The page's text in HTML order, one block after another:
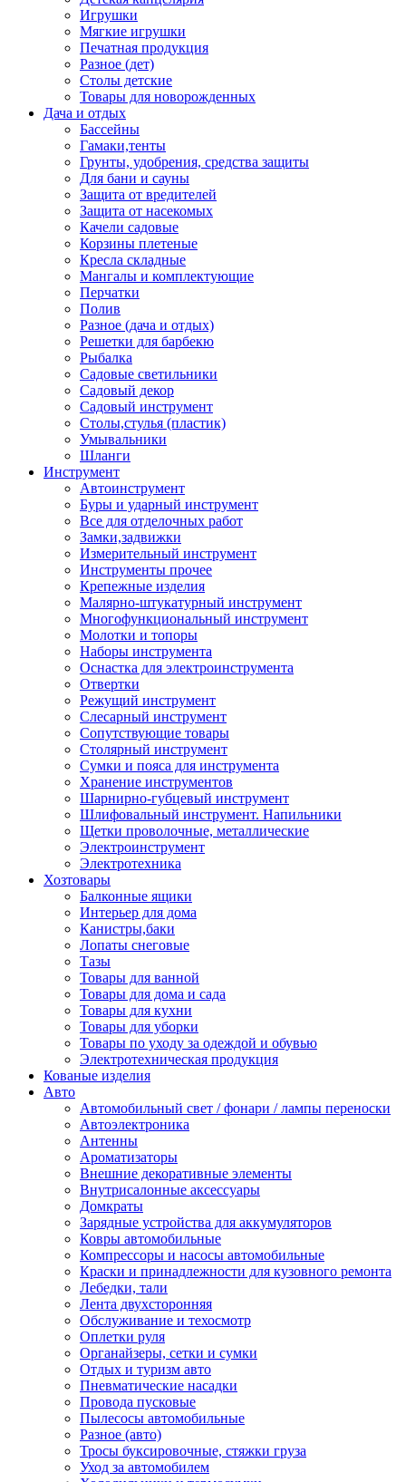
Игрушки
Мягкие игрушки
Печатная продукция
Разное (дет)
Столы детские
Товары для новорожденных
Дача и отдых
Бассейны
Гамаки,тенты
Грунты, удобрения, средства защиты
Для бани и сауны
Защита от вредителей
Защита от насекомых
Качели садовые
Корзины плетеные
Кресла складные
Мангалы и комплектующие
Перчатки
Полив
Разное (дача и отдых)
Решетки для барбекю
Рыбалка
Садовые светильники
Садовый декор
Садовый инструмент
Столы,стулья (пластик)
Умывальники
Шланги
Инструмент
Автоинструмент
Буры и ударный инструмент
Все для отделочных работ
Замки,задвижки
Измерительный инструмент
Инструменты прочее
Крепежные изделия
Малярно-штукатурный инструмент
Многофункциональный инструмент
Молотки и топоры
Наборы инструмента
Оснастка для электроинструмента
Отвертки
Режущий инструмент
Слесарный инструмент
Сопутствующие товары
Столярный инструмент
Сумки и пояса для инструмента
Хранение инструментов
Шарнирно-губцевый инструмент
Шлифовальный инструмент. Напильники
Щетки проволочные, металлические
Электроинструмент
Электротехника
Хозтовары
Балконные ящики
Интерьер для дома
Канистры,баки
Лопаты снеговые
Тазы
Товары для ванной
Товары для дома и сада
Товары для кухни
Товары для уборки
Товары по уходу за одеждой и обувью
Электротехническая продукция
Кованые изделия
Авто
Автомобильный свет / фонари / лампы переноски
Автоэлектроника
Антенны
Ароматизаторы
Внешние декоративные элементы
Внутрисалонные аксессуары
Домкраты
Зарядные устройства для аккумуляторов
Ковры автомобильные
Компрессоры и насосы автомобильные
Краски и принадлежности для кузовного ремонта
Лебедки, тали
Лента двухсторонняя
Обслуживание и техосмотр
Оплетки руля
Органайзеры, сетки и сумки
Отдых и туризм авто
Пневматические насадки
Провода пусковые
Пылесосы автомобильные
Разное (авто)
Тросы буксировочные, стяжки груза
Уход за автомобилем